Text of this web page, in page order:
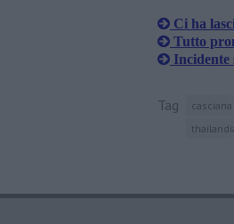
Ci ha
Tutto
Incidente
Tag casciana